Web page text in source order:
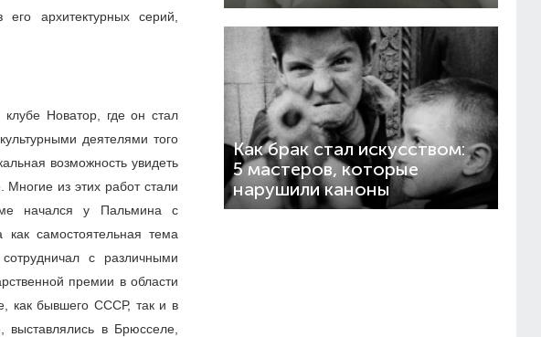
архитектурных серий,
Новатор, где он стал
деятелями того
возможность увидеть
из этих работ стали
начался у Пальмина с
как самостоятельная тема
с различными
премии в области
как бывшего СССР, так и в
выставлялись в Брюсселе,
Как брак стал искусством:
5 мастеров, которые
нарушили каноны